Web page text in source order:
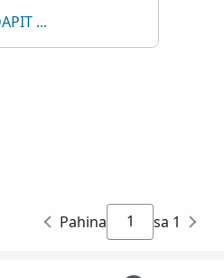
NGA GILUBNGAN
Pahina sa 1